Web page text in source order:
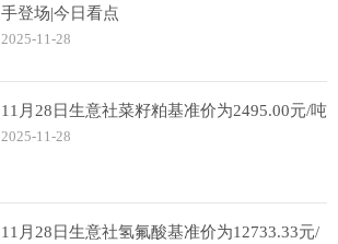
手登场|今日看点
2025-11-28
11月28日生意社菜籽粕基准价为2495.00元/吨
2025-11-28
11月28日生意社氢氟酸基准价为12733.33元/